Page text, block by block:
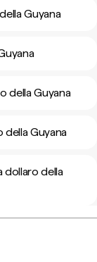
Guyana
della Guyana
della Guyana
dollaro della